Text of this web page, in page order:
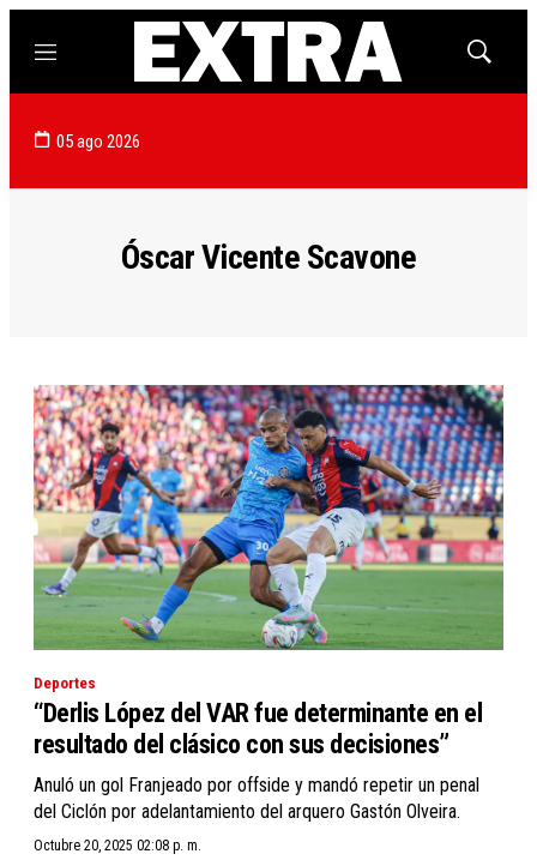
Menú
Mostrar
05 ago 2026
Óscar Vicente Scavone
Deportes
“Derlis López del VAR fue determinante en el
resultado del clásico con sus decisiones”
Anuló un gol Franjeado por offside y mandó repetir un penal
del Ciclón por adelantamiento del arquero Gastón Olveira.
Octubre 20, 2025 02:08 p. m.